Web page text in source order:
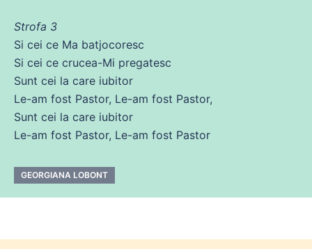
Strofa 3
Si cei ce Ma batjocoresc
Si cei ce crucea-Mi pregatesc
Sunt cei la care iubitor
Le-am fost Pastor, Le-am fost Pastor,
Sunt cei la care iubitor
Le-am fost Pastor, Le-am fost Pastor
GEORGIANA LOBONT